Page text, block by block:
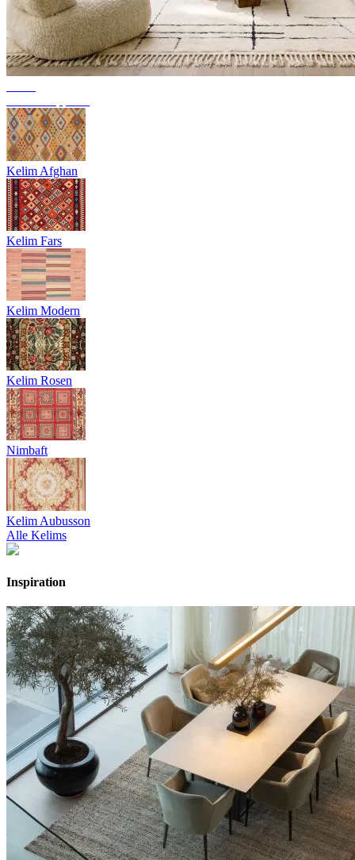
Kelim Afghan
Kelim Fars
Kelim Modern
Kelim Rosen
Nimbaft
Kelim Aubusson
Alle Kelims
Inspiration